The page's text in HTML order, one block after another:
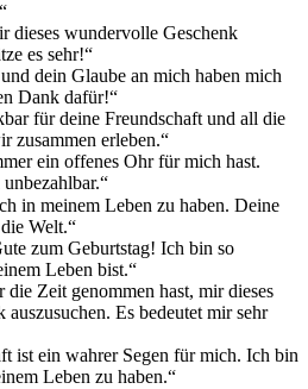
dieses wundervolle Geschenk
es sehr!“
dein Glaube an mich haben mich
Dank dafür!“
für deine Freundschaft und all die
zusammen erleben.“
ein offenes Ohr für mich hast.
in meinem Leben zu haben. Deine
Welt.“
zum Geburtstag! Ich bin so
Leben bist.“
die Zeit genommen hast, mir dieses
Es bedeutet mir sehr
ist ein wahrer Segen für mich. Ich bin
Leben zu haben.“